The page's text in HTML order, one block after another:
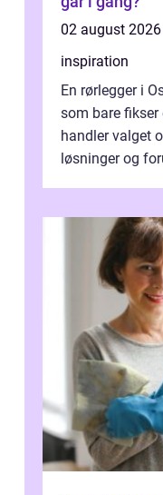
02 august 2026
inspiration
En rørlegger i
som bare fikser
handler valget
løsninger og